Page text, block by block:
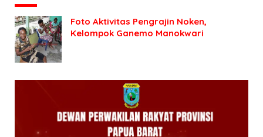
Foto Aktivitas Pengrajin Noken,
Kelompok Ganemo Manokwari